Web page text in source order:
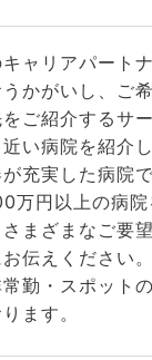
ャリアパート
かがいし、ご
ご紹介するサー
近い病院を紹介
が充実した病院
万円以上の病
まざまなご要
伝えください
勤・スポット
ます。